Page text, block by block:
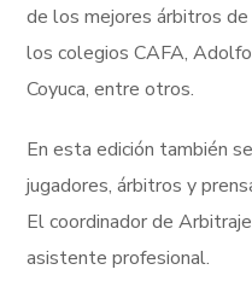
de los mejores árbitros
los colegios CAFA,
Coyuca, entre otros.
En esta edición también
jugadores, árbitros y
El coordinador de
asistente profesional.